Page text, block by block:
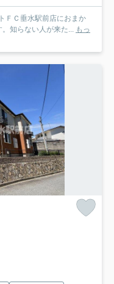
ＦＣ垂水駅前店におまか
知らない人が来た...
もっ